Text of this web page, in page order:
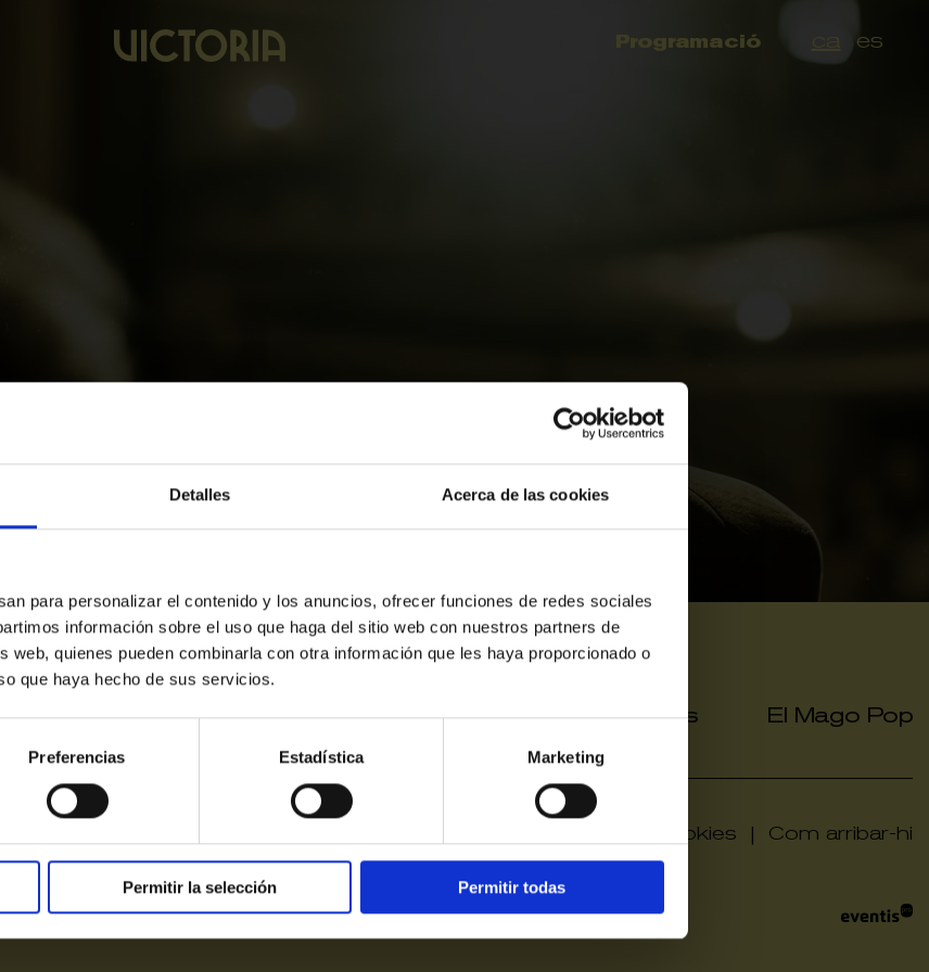
Detalles Acerca de las cookies
para personalizar el contenido y los anuncios, ofrecer funciones de redes sociales
información sobre el uso que haga del sitio web con nuestros partners de
web, quienes pueden combinarla con otra información que les haya proporcionado o
que haya hecho de sus servicios.
Preferencias Estadística Marketing
Permitir la selección Permitir todas
es
Programació
Victòria grup | Hola Grups El Mago Pop
Política de cookies | Com arribar-hi